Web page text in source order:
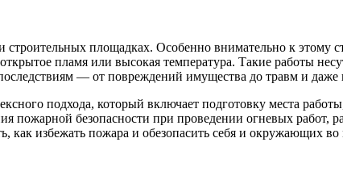
площадках. Особенно внимательно к этому
пламя или высокая температура. Такие работы
— от повреждений имущества до травм и даже
подхода, который включает подготовку места
пожарной безопасности при проведении огневых работ,
избежать пожара и обезопасить себя и окружающих